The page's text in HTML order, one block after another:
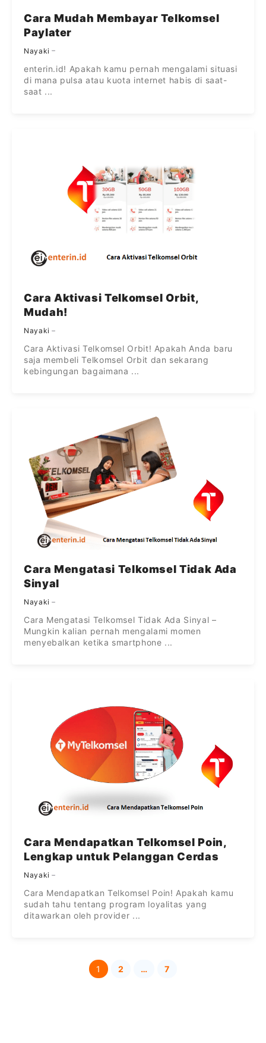
Cara Mudah Membayar Telkomsel
Paylater
Nayaki
enterin.id! Apakah kamu pernah mengalami situasi
di mana pulsa atau kuota internet habis di saat-
saat ...
Cara Aktivasi Telkomsel Orbit,
Mudah!
Nayaki
Cara Aktivasi Telkomsel Orbit! Apakah Anda baru
saja membeli Telkomsel Orbit dan sekarang
kebingungan bagaimana ...
Cara Mengatasi Telkomsel Tidak Ada
Sinyal
Nayaki
Cara Mengatasi Telkomsel Tidak Ada Sinyal –
Mungkin kalian pernah mengalami momen
menyebalkan ketika smartphone ...
Cara Mendapatkan Telkomsel Poin,
Lengkap untuk Pelanggan Cerdas
Nayaki
Cara Mendapatkan Telkomsel Poin! Apakah kamu
sudah tahu tentang program loyalitas yang
ditawarkan oleh provider ...
Page
1 Page
2 … 7